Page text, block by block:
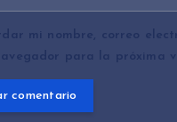
mi nombre, correo
para la próxima